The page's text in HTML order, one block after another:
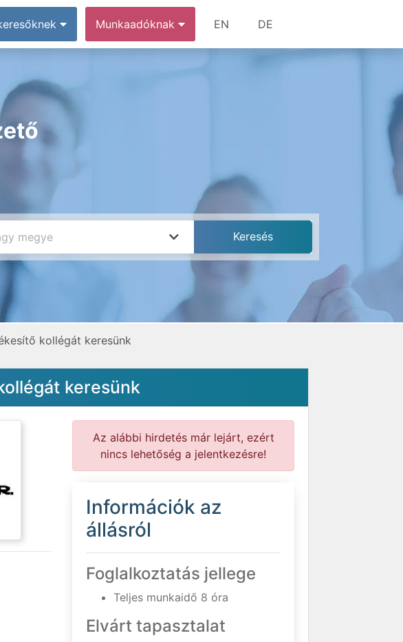
Munkaadóknak EN DE
kollégát keresünk
keresünk
Az alábbi hirdetés már lejárt, ezért
nincs lehetőség a jelentkezésre!
Információk az
állásról
Foglalkoztatás jellege
Teljes munkaidő 8 óra
Elvárt tapasztalat